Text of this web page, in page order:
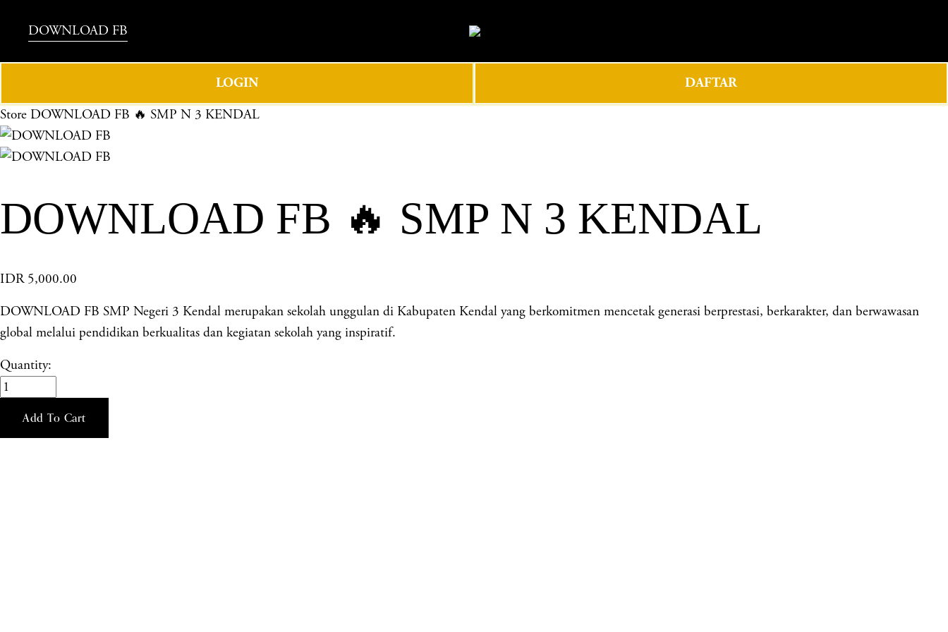
DOWNLOAD FB
LOGIN DAFTAR
Store DOWNLOAD FB 🔥 SMP N 3 KENDAL
DOWNLOAD FB 🔥 SMP N 3 KENDAL
IDR 5,000.00
DOWNLOAD FB SMP Negeri 3 Kendal merupakan sekolah unggulan di Kabupaten Kendal yang berkomitmen mencetak generasi berprestasi, berkarakter, dan berwawasan
global melalui pendidikan berkualitas dan kegiatan sekolah yang inspiratif.
Quantity:
Add To Cart